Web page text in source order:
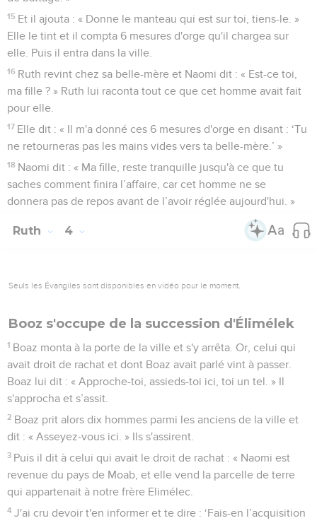
15 Et il ajouta : « Donne le manteau qui est sur toi, tiens-le. »
Elle le tint et il compta 6 mesures d'orge qu'il chargea sur
elle. Puis il entra dans la ville.
16 Ruth revint chez sa belle-mère et Naomi dit : « Est-ce toi,
ma fille ? » Ruth lui raconta tout ce que cet homme avait fait
pour elle.
17 Elle dit : « Il m'a donné ces 6 mesures d'orge en disant : ‘Tu
ne retourneras pas les mains vides vers ta belle-mère.’ »
18 Naomi dit : « Ma fille, reste tranquille jusqu'à ce que tu
saches comment finira l’affaire, car cet homme ne se
donnera pas de repos avant de l’avoir réglée aujourd'hui. »
Ruth 4
Seuls les Évangiles sont disponibles en vidéo pour le moment.
Booz s'occupe de la succession d'Élimélek
1 Boaz monta à la porte de la ville et s'y arrêta. Or, celui qui
avait droit de rachat et dont Boaz avait parlé vint à passer.
Boaz lui dit : « Approche-toi, assieds-toi ici, toi un tel. » Il
s'approcha et s’assit.
2 Boaz prit alors dix hommes parmi les anciens de la ville et
dit : « Asseyez-vous ici. » Ils s'assirent.
3 Puis il dit à celui qui avait le droit de rachat : « Naomi est
revenue du pays de Moab, et elle vend la parcelle de terre
qui appartenait à notre frère Elimélec.
4 J'ai cru devoir t'en informer et te dire : ‘Fais-en l’acquisition